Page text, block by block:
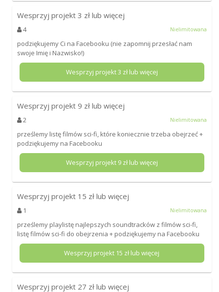
Wesprzyj projekt 3 zł lub więcej
4 Nielimitowana
podziękujemy Ci na Facebooku (nie zapomnij przesłać nam
swoje Imię i Nazwisko!)
Wesprzyj projekt3 zł lub więcej
Wesprzyj projekt 9 zł lub więcej
2 Nielimitowana
prześlemy listę filmów sci-fi, które koniecznie trzeba obejrzeć +
podziękujemy na Facebooku
Wesprzyj projekt 9zł lub więcej
Wesprzyj projekt 15 zł lub więcej
1 Nielimitowana
prześlemy playlistę najlepszych soundtracków z filmów sci-fi,
listę filmów sci-fi do obejrzenia + podziękujemy na Facebooku
Wesprzyj projekt 15 zł lub więcej
Wesprzyj projekt 27 zł lub więcej